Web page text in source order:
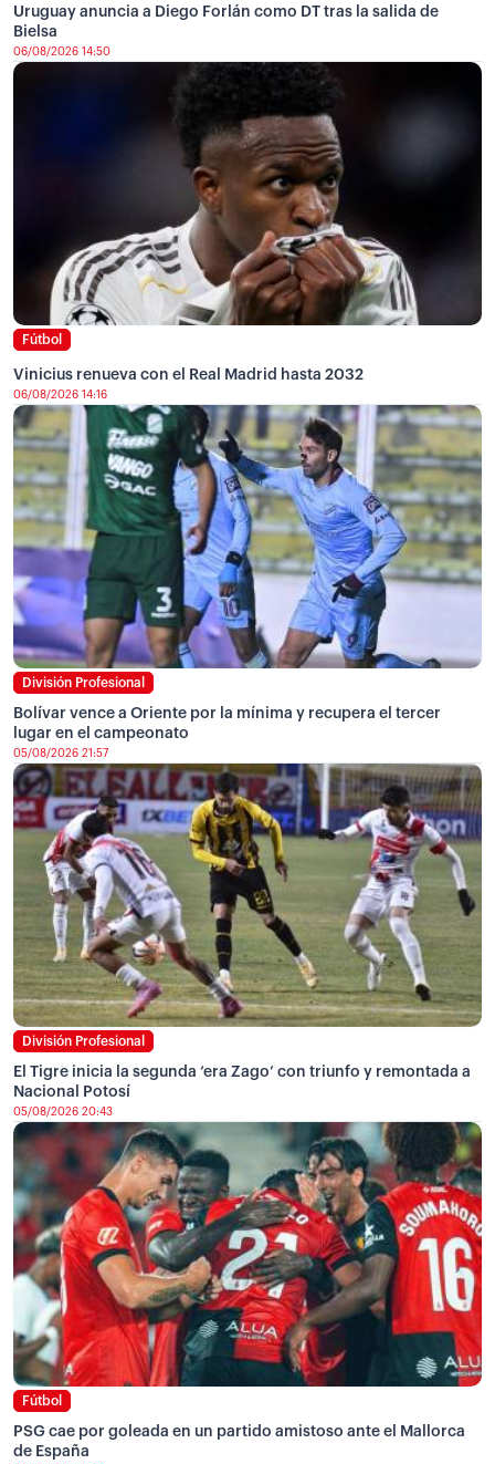
Uruguay anuncia a Diego Forlán como DT tras la salida de
Bielsa
06/08/2026 14:50
Fútbol
Vinicius renueva con el Real Madrid hasta 2032
06/08/2026 14:16
División Profesional
Bolívar vence a Oriente por la mínima y recupera el tercer
lugar en el campeonato
05/08/2026 21:57
División Profesional
El Tigre inicia la segunda ‘era Zago’ con triunfo y remontada a
Nacional Potosí
05/08/2026 20:43
Fútbol
PSG cae por goleada en un partido amistoso ante el Mallorca
de España